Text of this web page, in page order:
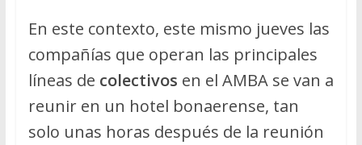
En este contexto, este mismo jueves las
compañías que operan las principales
líneas de colectivos en el AMBA se van a
reunir en un hotel bonaerense, tan
solo unas horas después de la reunión